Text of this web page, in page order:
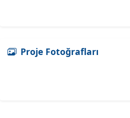
Proje Fotoğrafları